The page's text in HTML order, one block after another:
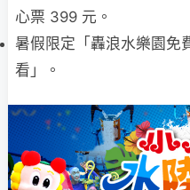
心票 399 元。
暑假限定「轟浪水樂園免
看」。